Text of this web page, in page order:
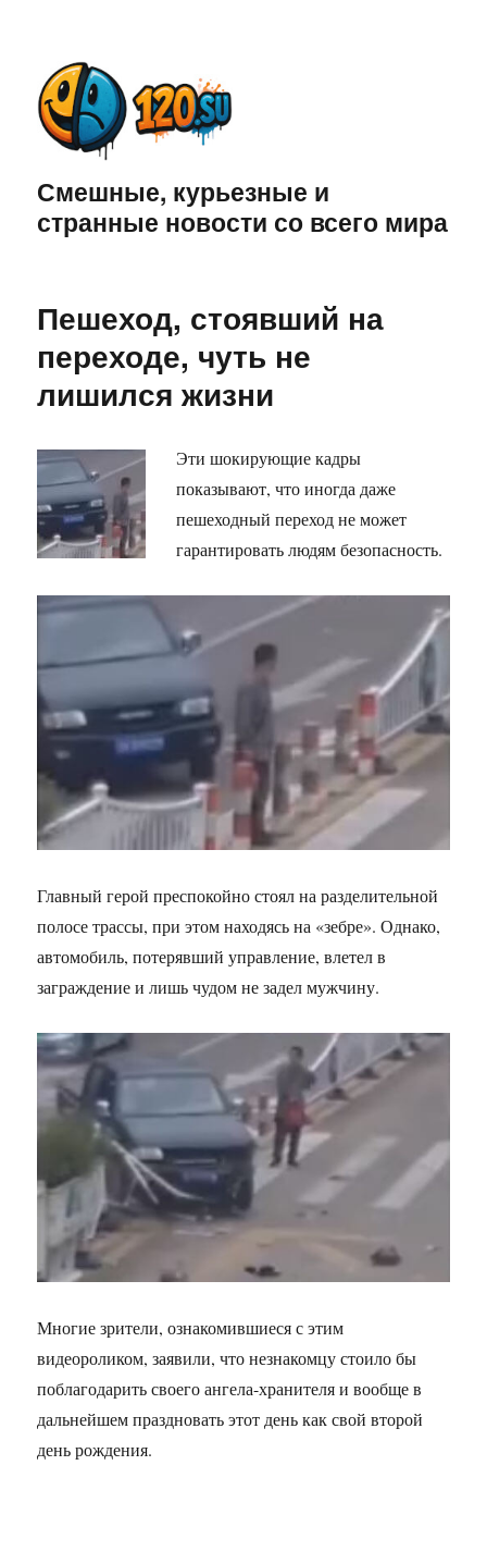
Смешные, курьезные и
странные новости со всего мира
Пешеход, стоявший на
переходе, чуть не
лишился жизни
Эти шокирующие кадры
показывают, что иногда даже
пешеходный переход не может
гарантировать людям безопасность.
Главный герой преспокойно стоял на разделительной
полосе трассы, при этом находясь на «зебре». Однако,
автомобиль, потерявший управление, влетел в
заграждение и лишь чудом не задел мужчину.
Многие зрители, ознакомившиеся с этим
видеороликом, заявили, что незнакомцу стоило бы
поблагодарить своего ангела-хранителя и вообще в
дальнейшем праздновать этот день как свой второй
день рождения.